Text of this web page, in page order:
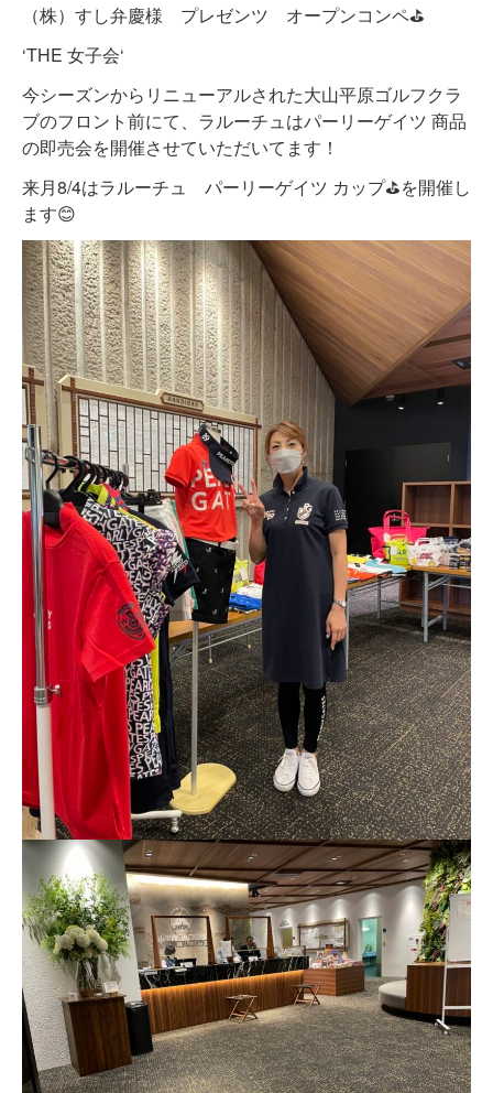
（株）すし弁慶様 プレゼンツ オープンコンペ⛳️
‘THE 女子会‘
今シーズンからリニューアルされた大山平原ゴルフクラ
ブのフロント前にて、ラルーチュはパーリーゲイツ 商品
の即売会を開催させていただいてます！
来月8/4はラルーチュ パーリーゲイツ カップ⛳️を開催し
ます😊